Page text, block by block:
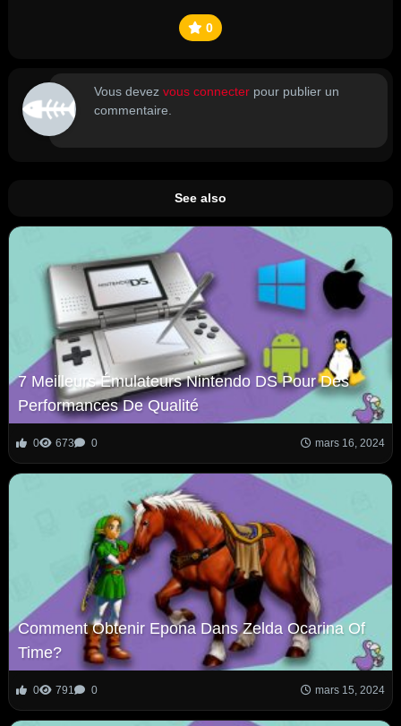
0
Vous devez vous connecterpour publier un
commentaire.
See also
7 Meilleurs Émulateurs Nintendo DS Pour Des
Performances De Qualité
0 673 0 mars 16, 2024
Comment Obtenir Epona Dans Zelda Ocarina Of
Time?
0 791 0 mars 15, 2024